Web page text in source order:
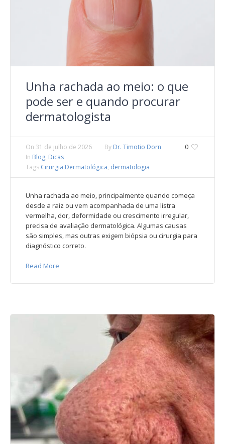
Unha rachada ao meio: o que
pode ser e quando procurar
dermatologista
0
On 31 de julho de 2026 By Dr. Timotio Dorn
In Blog, Dicas
Tags Cirurgia Dermatológica, dermatologia
Unha rachada ao meio, principalmente quando começa
desde a raiz ou vem acompanhada de uma listra
vermelha, dor, deformidade ou crescimento irregular,
precisa de avaliação dermatológica. Algumas causas
são simples, mas outras exigem biópsia ou cirurgia para
diagnóstico correto.
Read More